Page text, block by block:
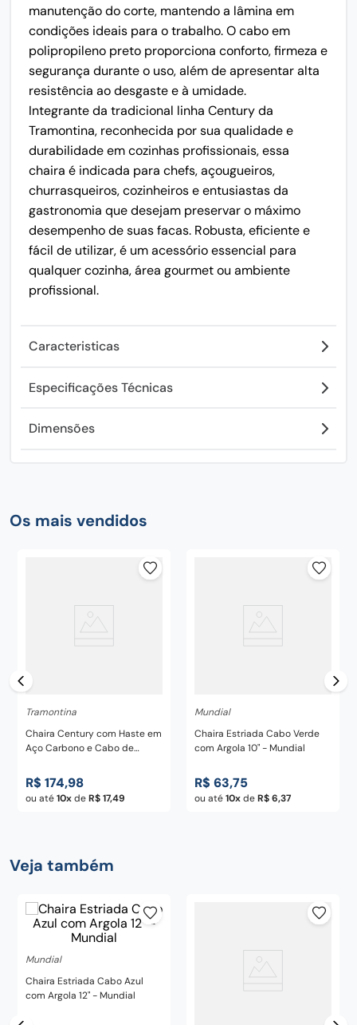
manutenção do corte, mantendo a lâmina em
condições ideais para o trabalho. O cabo em
polipropileno preto proporciona conforto, firmeza e
segurança durante o uso, além de apresentar alta
resistência ao desgaste e à umidade.
Integrante da tradicional linha Century da
Tramontina, reconhecida por sua qualidade e
durabilidade em cozinhas profissionais, essa
chaira é indicada para chefs, açougueiros,
churrasqueiros, cozinheiros e entusiastas da
gastronomia que desejam preservar o máximo
desempenho de suas facas. Robusta, eficiente e
fácil de utilizar, é um acessório essencial para
qualquer cozinha, área gourmet ou ambiente
profissional.
Caracteristicas
Especificações Técnicas
Dimensões
Os mais vendidos
Tramontina
Chaira Century com Haste em
Aço Carbono e Cabo de
Tramontina
R$ 174,98
ou até10 deR$17,49
Mundial
Chaira Estriada Cabo Verde
com Argola 10" - Mundial
R$ 63,75
ou até10 deR$6,37
Veja também
Mundial
Chaira Estriada Cabo Azul
com Argola 12" - Mundial